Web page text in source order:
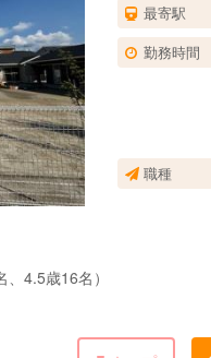
最寄駅
勤務時間
職種
4.5歳16名）